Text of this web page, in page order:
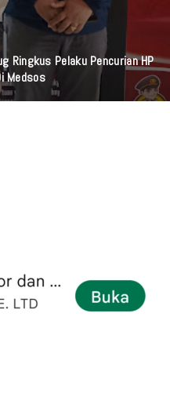
Ringkus Pelaku Pencurian HP
Medsos